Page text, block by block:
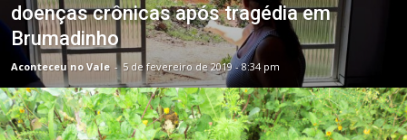
doenças crônicas após tragédia em
Brumadinho
Aconteceu no Vale - 5 de fevereiro de 2019 - 8:34 pm